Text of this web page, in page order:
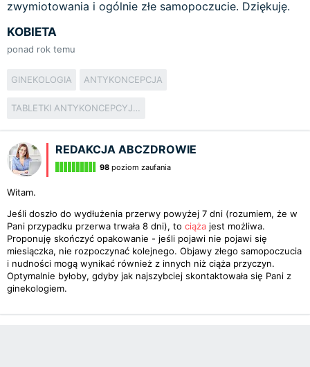
zwymiotowania i ogólnie złe samopoczucie. Dziękuję.
KOBIETA
ponad rok temu
GINEKOLOGIA ANTYKONCEPCJA
TABLETKI ANTYKONCEPCYJNE
REDAKCJA ABCZDROWIE
98 poziom zaufania
Witam.
Jeśli doszło do wydłużenia przerwy powyżej 7 dni (rozumiem, że w
Pani przypadku przerwa trwała 8 dni), to ciąża jest możliwa.
Proponuję skończyć opakowanie - jeśli pojawi nie pojawi się
miesiączka, nie rozpoczynać kolejnego. Objawy złego samopoczucia
i nudności mogą wynikać również z innych niż ciąża przyczyn.
Optymalnie byłoby, gdyby jak najszybciej skontaktowała się Pani z
ginekologiem.